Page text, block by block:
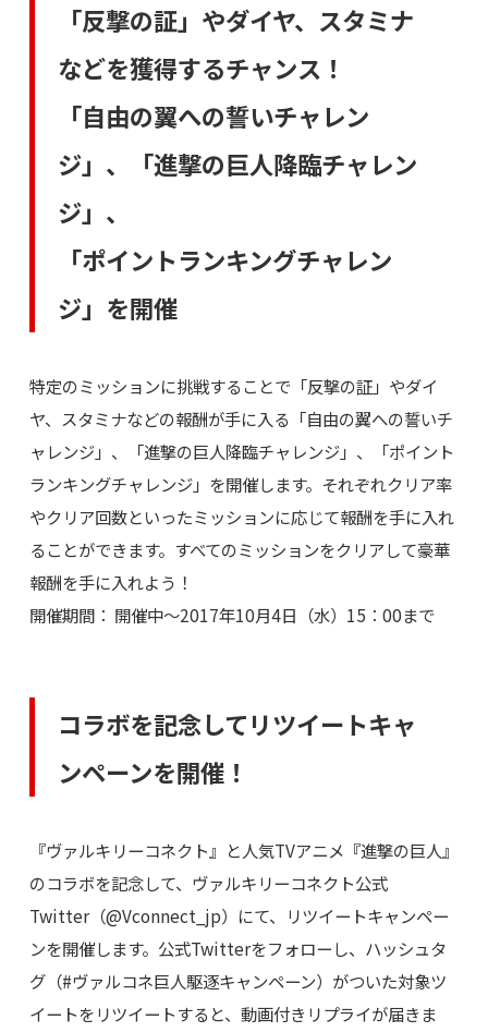
「反撃の証」やダイヤ、スタミナ
などを獲得するチャンス！
「自由の翼への誓いチャレン
ジ」、「進撃の巨人降臨チャレン
ジ」、
「ポイントランキングチャレン
ジ」を開催
特定のミッションに挑戦することで「反撃の証」やダイ
ヤ、スタミナなどの報酬が手に入る「自由の翼への誓いチ
ャレンジ」、「進撃の巨人降臨チャレンジ」、「ポイント
ランキングチャレンジ」を開催します。それぞれクリア率
やクリア回数といったミッションに応じて報酬を手に入れ
ることができます。すべてのミッションをクリアして豪華
報酬を手に入れよう！
開催期間： 開催中～2017年10月4日（水）15：00まで
コラボを記念してリツイートキャ
ンペーンを開催！
『ヴァルキリーコネクト』と人気TVアニメ『進撃の巨人』
のコラボを記念して、ヴァルキリーコネクト公式
Twitter（@Vconnect_jp）にて、リツイートキャンペー
ンを開催します。公式Twitterをフォローし、ハッシュタ
グ（#ヴァルコネ巨人駆逐キャンペーン）がついた対象ツ
イートをリツイートすると、動画付きリプライが届きま